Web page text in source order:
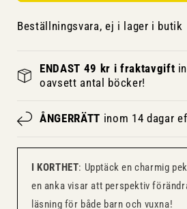
Beställningsvara, ej i lager i butik
ENDAST 49 kr i fraktavgift
oavsett antal böcker!
ÅNGERRÄTT inom 14 dagar
I KORTHET: Upptäck en charmig
en anka visar att perspektiv
läsning för både barn och vuxna!